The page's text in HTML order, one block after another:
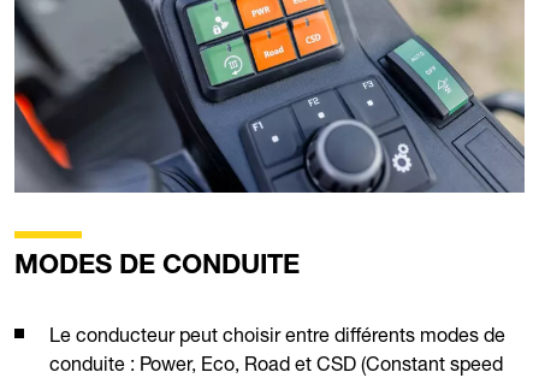
MODES DE CONDUITE
Le conducteur peut choisir entre différents modes de
conduite : Power, Eco, Road et CSD (Constant speed